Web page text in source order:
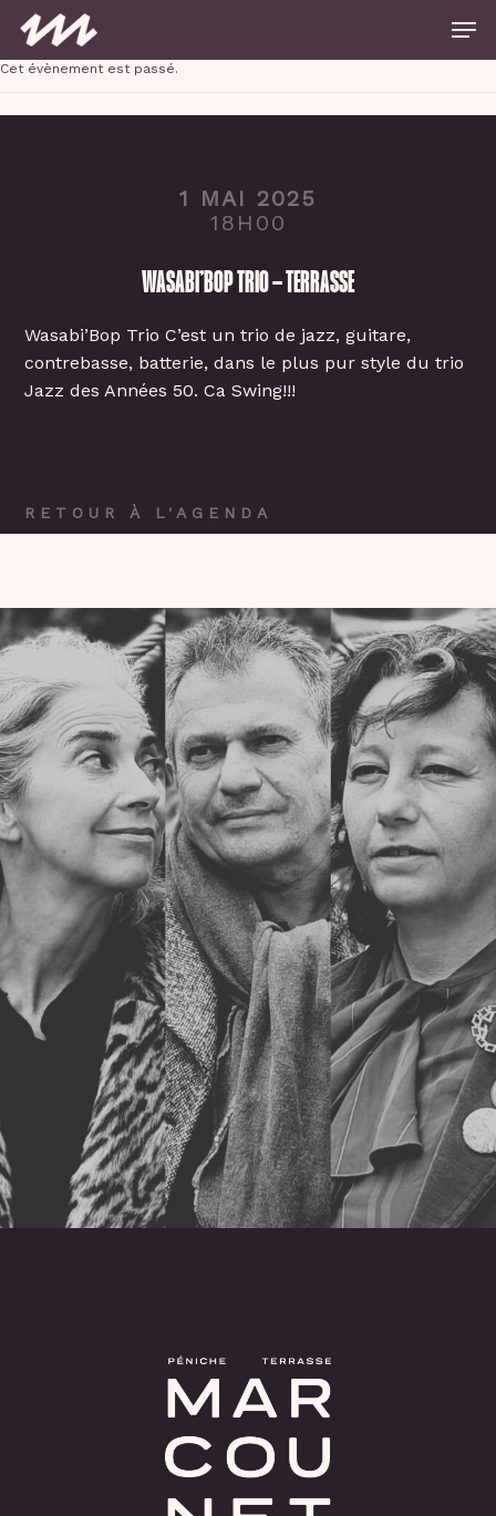
main
content
Cet évènement est passé.
1 MAI 2025
18H00
WASABI’BOP TRIO – TERRASSE
Wasabi’Bop Trio C’est un trio de jazz, guitare,
contrebasse, batterie, dans le plus pur style du trio
Jazz des Années 50. Ca Swing!!!
RETOUR À L'AGENDA
Close